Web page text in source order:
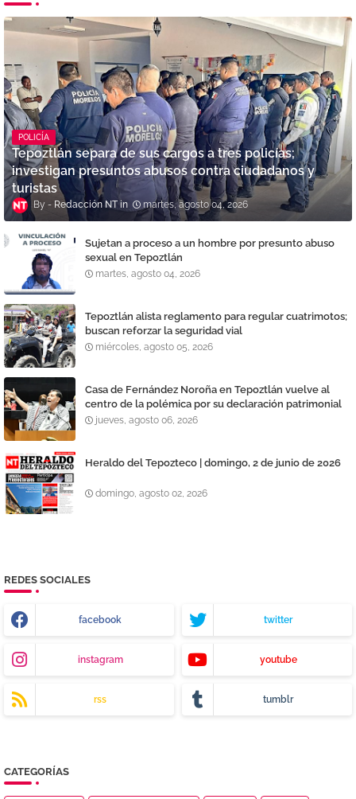
POLICÍA
Tepoztlán separa de sus cargos a tres policías;
investigan presuntos abusos contra ciudadanos y
turistas
Redacción NT martes, agosto 04, 2026
Sujetan a proceso a un hombre por presunto abuso
sexual en Tepoztlán
martes, agosto 04, 2026
Tepoztlán alista reglamento para regular cuatrimotos;
buscan reforzar la seguridad vial
miércoles, agosto 05, 2026
Casa de Fernández Noroña en Tepoztlán vuelve al
centro de la polémica por su declaración patrimonial
jueves, agosto 06, 2026
Heraldo del Tepozteco | domingo, 2 de junio de 2026
domingo, agosto 02, 2026
REDES SOCIALES
facebook twitter
instagram youtube
rss tumblr
CATEGORÍAS